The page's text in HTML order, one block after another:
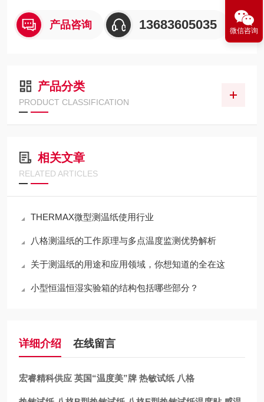
产品咨询 13683605035
产品分类
PRODUCT CLASSIFICATION
相关文章
RELATED ARTICLES
THERMAX微型测温纸使用行业
八格测温纸的工作原理与多点温度监测优势解析
关于测温纸的用途和应用领域，你想知道的全在这
小型恒温恒湿实验箱的结构包括哪些部分？
详细介绍 在线留言
宏睿精科供应 英国“温度美”牌 热敏试纸 八格
微信咨询